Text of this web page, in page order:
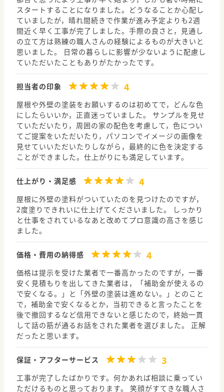
スタートすることになりました。どうなることか心配し
ていましたが，晴れ間続きで作業が進み予定よりも2週
間近く早く工事が完了しました。手際の良さと，見通し
の立て方は熟練の職人さんの経験によるものが大きいと
思いました。 日常の暮らしに影響が少ないように配慮し
ていただいたこともありがたかったです。
担当者の印象 4
屋根や外壁の塗装をお願いするのは初めてで，どんな色
にしたらいいか，正直迷っていました。 サンプルを見せ
ていただいたり，周囲の家の配色を考慮して，色につい
てご提案をいただいたり，パソコンでイメージの画像を
見せていいただいたりしながら，最終的に色を決定する
ことができました。仕上がりにも満足しています。
仕上がり・満足感 4
屋根に外壁の塗料がついていたのを見つけたのですが，
2度塗りできれいに仕上げてくださいました。 しっかり
と仕事をされているなあと改めてプロ意識の高さを感じ
ました。
価格・費用の納得感 4
価格は提示を受けた業者で一番高かったのですが，一番
安く見積もりを出してきた業者は，「補助金が使えるの
で安くなる。」と「外壁の塗装は進めない。」とのこと
で，補助金で安くなるとか，当初できると言ったことを
後で撤回するなど信用できないと感じたので，終始一貫
して話の筋が通るお話をされた業者を選びました。 正解
だったと思います。
保証・アフターサービス 3
工事が完了したばかりです。何かあれば相談に乗ってい
ただけるものと思っております。 笑顔がすてきな職人さ